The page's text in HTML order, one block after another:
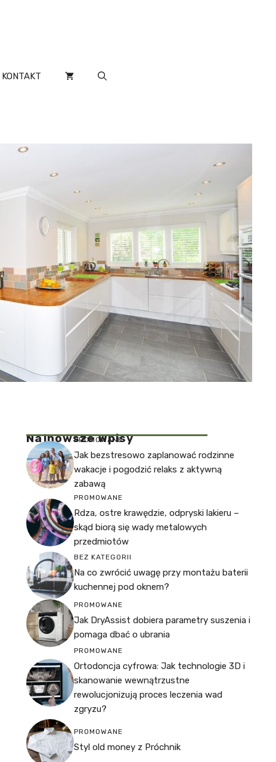
KONTAKT
Najnowsze Wpisy
PROMOWANE
Jak bezstresowo zaplanować rodzinne
wakacje i pogodzić relaks z aktywną
zabawą
PROMOWANE
Rdza, ostre krawędzie, odpryski lakieru –
skąd biorą się wady metalowych
przedmiotów
BEZ KATEGORII
Na co zwrócić uwagę przy montażu baterii
kuchennej pod oknem?
PROMOWANE
Jak DryAssist dobiera parametry suszenia i
pomaga dbać o ubrania
PROMOWANE
Ortodoncja cyfrowa: Jak technologie 3D i
skanowanie wewnątrzustne
rewolucjonizują proces leczenia wad
zgryzu?
PROMOWANE
Styl old money z Próchnik